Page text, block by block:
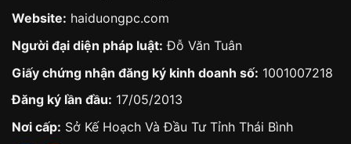
Website: haiduongpc.com
Người đại diện pháp luật: Đỗ Văn Tuân
Giấy chứng nhận đăng ký kinh doanh số: 1001007218
Đăng ký lần đầu: 17/05/2013
Nơi cấp: Sở Kế Hoạch Và Đầu Tư Tỉnh Thái Bình